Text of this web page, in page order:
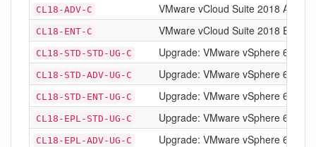
CL18-ADV-C VMware vCloud Suite 2018
CL18-ENT-C VMware vCloud Suite 2018
CL18-STD-STD-UG-C Upgrade: VMware vSphere 6
CL18-STD-ADV-UG-C Upgrade: VMware vSphere 6
CL18-STD-ENT-UG-C Upgrade: VMware vSphere 6
CL18-EPL-STD-UG-C Upgrade: VMware vSphere 6
CL18-EPL-ADV-UG-C Upgrade: VMware vSphere 6